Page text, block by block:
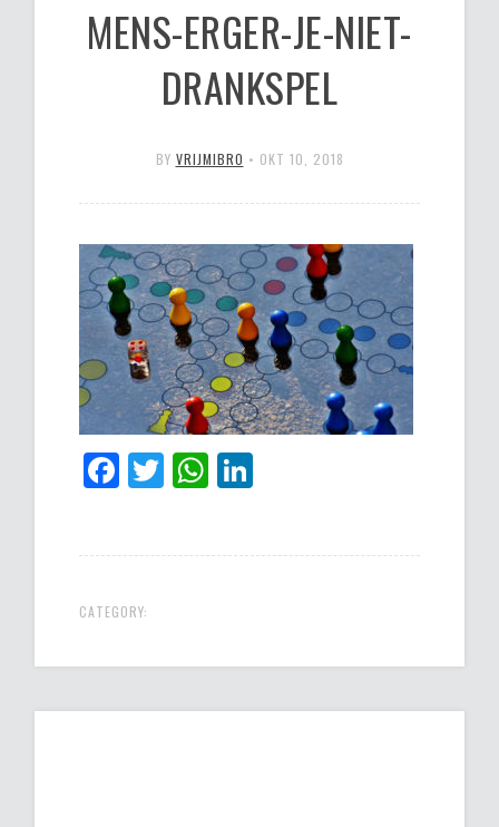
MENS-ERGER-JE-NIET-
DRANKSPEL
BY VRIJMIBRO • OKT 10, 2018
Facebook
TwitterWhatsApp
CATEGORY: